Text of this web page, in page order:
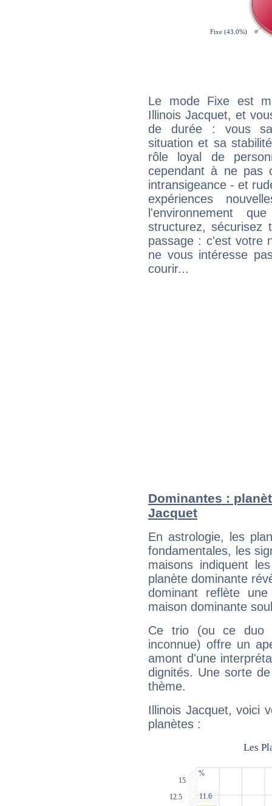
Le mode Fixe est
Illinois Jacquet, et
de durée : vous
situation et sa
rôle loyal de
cependant à ne pas
intransigeance - et
expériences
l'environnement
structurez, sécurisez
passage : c'est votre
ne vous intéresse
courir...
Dominantes :
Jacquet
En astrologie, les
fondamentales, les
maisons indiquent
planète dominante
dominant reflète
maison dominante
Ce trio (ou ce duo
inconnue) offre un
amont d'une
dignités. Une sorte
thème.
Illinois Jacquet, voici
planètes :